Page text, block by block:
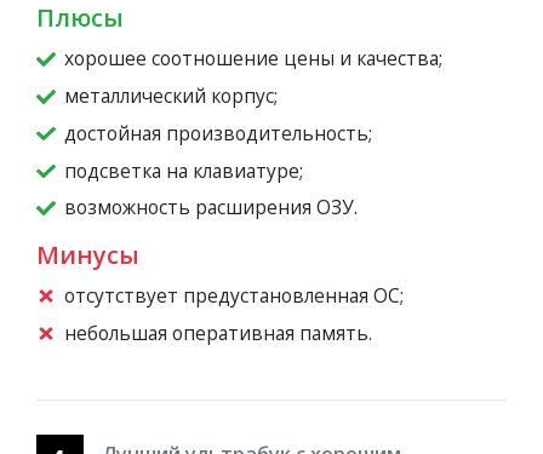
Плюсы
хорошее соотношение цены и качества;
металлический корпус;
достойная производительность;
подсветка на клавиатуре;
возможность расширения ОЗУ.
Минусы
отсутствует предустановленная ОС;
небольшая оперативная память.